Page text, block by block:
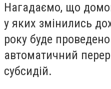
Нагадаємо, що
у яких змінились
року буде проведено
автоматичний
субсидій.